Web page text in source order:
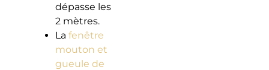
dépasse les
2 mètres.
La fenêtre
mouton et
gueule de